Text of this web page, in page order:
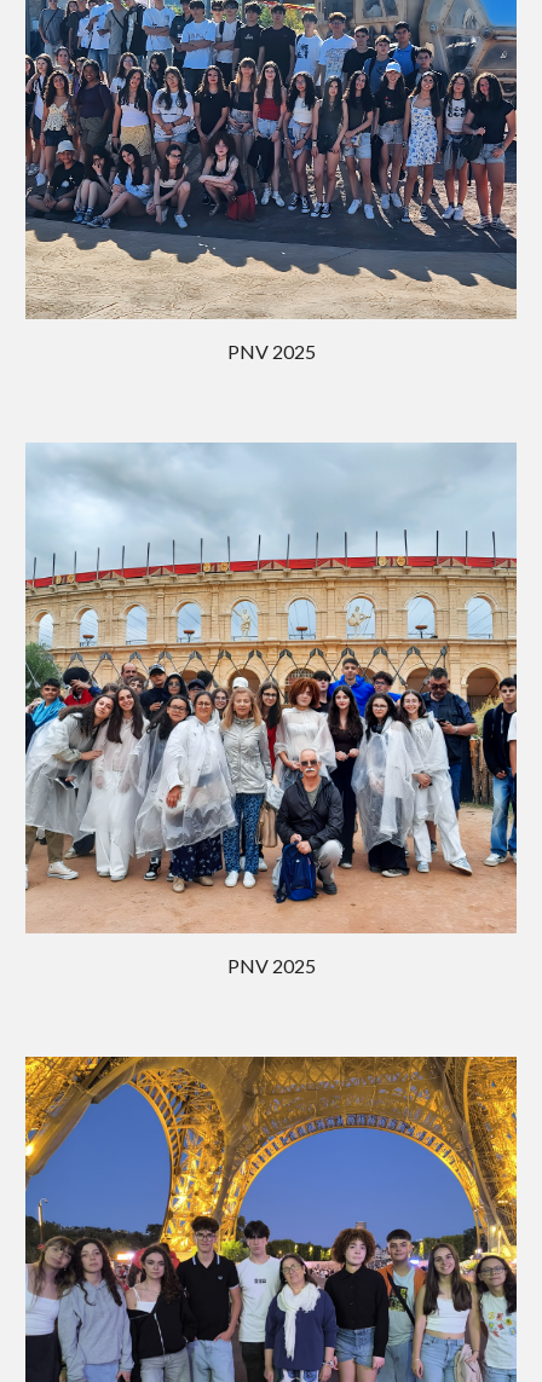
PNV 2025
PNV 2025